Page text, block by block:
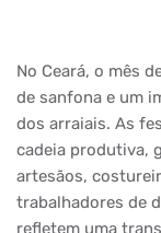
No Ceará, o mês
de sanfona e um
dos arraiais. As
cadeia produtiva,
artesãos,
trabalhadores de
refletem uma